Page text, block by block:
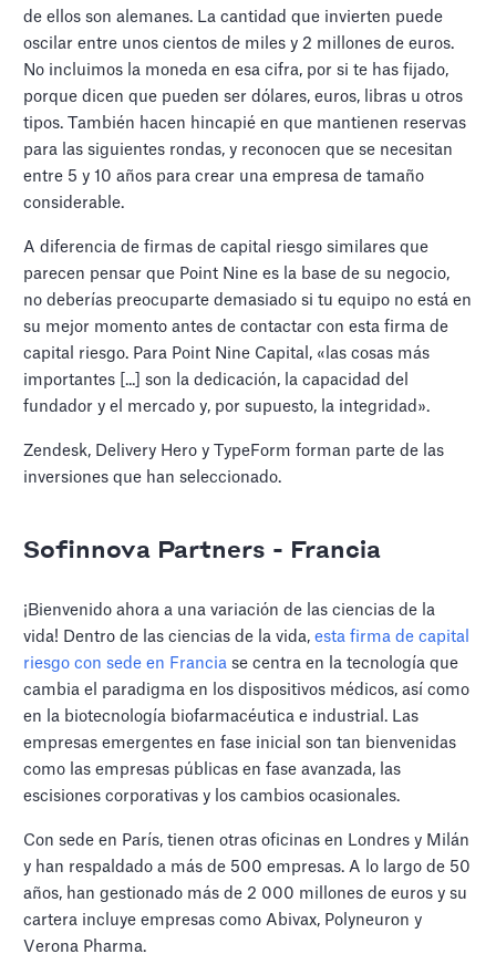
de ellos son alemanes. La cantidad que invierten puede
oscilar entre unos cientos de miles y 2 millones de euros.
No incluimos la moneda en esa cifra, por si te has fijado,
porque dicen que pueden ser dólares, euros, libras u otros
tipos. También hacen hincapié en que mantienen reservas
para las siguientes rondas, y reconocen que se necesitan
entre 5 y 10 años para crear una empresa de tamaño
considerable.
A diferencia de firmas de capital riesgo similares que
parecen pensar que Point Nine es la base de su negocio,
no deberías preocuparte demasiado si tu equipo no está en
su mejor momento antes de contactar con esta firma de
capital riesgo. Para Point Nine Capital, «las cosas más
importantes [...] son la dedicación, la capacidad del
fundador y el mercado y, por supuesto, la integridad».
Zendesk, Delivery Hero y TypeForm forman parte de las
inversiones que han seleccionado.
Sofinnova Partners - Francia
¡Bienvenido ahora a una variación de las ciencias de la
vida! Dentro de las ciencias de la vida,esta firma de capital
riesgo con sede en Francia se centra en la tecnología que
cambia el paradigma en los dispositivos médicos, así como
en la biotecnología biofarmacéutica e industrial. Las
empresas emergentes en fase inicial son tan bienvenidas
como las empresas públicas en fase avanzada, las
escisiones corporativas y los cambios ocasionales.
Con sede en París, tienen otras oficinas en Londres y Milán
y han respaldado a más de 500 empresas. A lo largo de 50
años, han gestionado más de 2 000 millones de euros y su
cartera incluye empresas como Abivax, Polyneuron y
Verona Pharma.